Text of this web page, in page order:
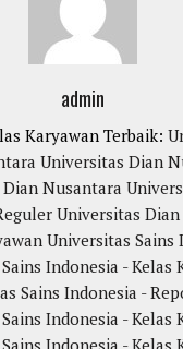
admin
Karyawan Terbaik:
Universitas Dian
Nusantara
Universitas
Universitas Sains
Indonesia - Kelas
Sains Indonesia -
Indonesia - Kelas